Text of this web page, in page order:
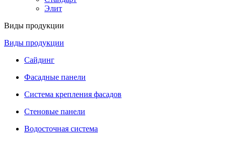
Элит
Виды продукции
Виды продукции
Сайдинг
Фасадные панели
Система крепления фасадов
Стеновые панели
Водосточная система